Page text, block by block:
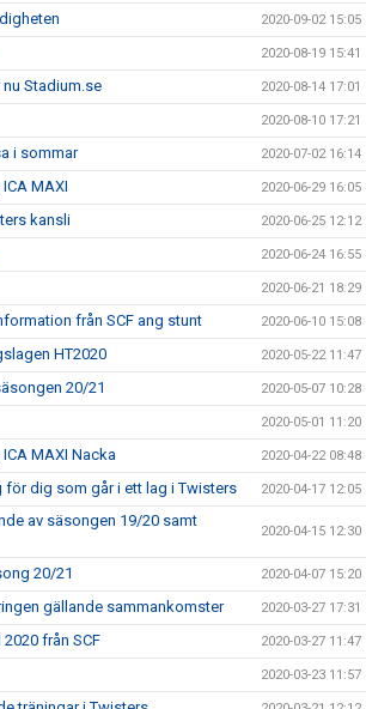
2020-09-02 15:05
2020-08-19 15:41
Stadium.se 2020-08-14 17:01
2020-08-10 17:21
i sommar 2020-07-02 16:14
MAXI 2020-06-29 16:05
kansli 2020-06-25 12:12
2020-06-24 16:55
2020-06-21 18:29
från SCF ang stunt 2020-06-10 15:08
HT2020 2020-05-22 11:47
20/21 2020-05-07 10:28
2020-05-01 11:20
MAXI Nacka 2020-04-22 08:48
dig som går i ett lag i Twisters 2020-04-17 12:05
av säsongen 19/20 samt
2020-04-15 12:30
20/21 2020-04-07 15:20
gällande sammankomster 2020-03-27 17:31
från SCF 2020-03-27 11:47
2020-03-23 11:57